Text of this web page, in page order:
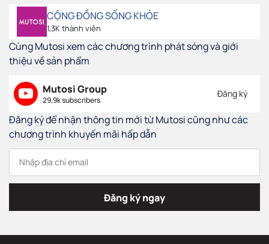
CỘNG ĐỒNG SỐNG KHỎE
1,3K thành viên
Cùng Mutosi xem các chương trình phát sóng và giới
thiệu về sản phẩm
Mutosi Group
29,9k subscribers
Đăng ký
Đăng ký để nhận thông tin mới từ Mutosi cũng như các
chương trình khuyến mãi hấp dẫn
Đăng ký ngay